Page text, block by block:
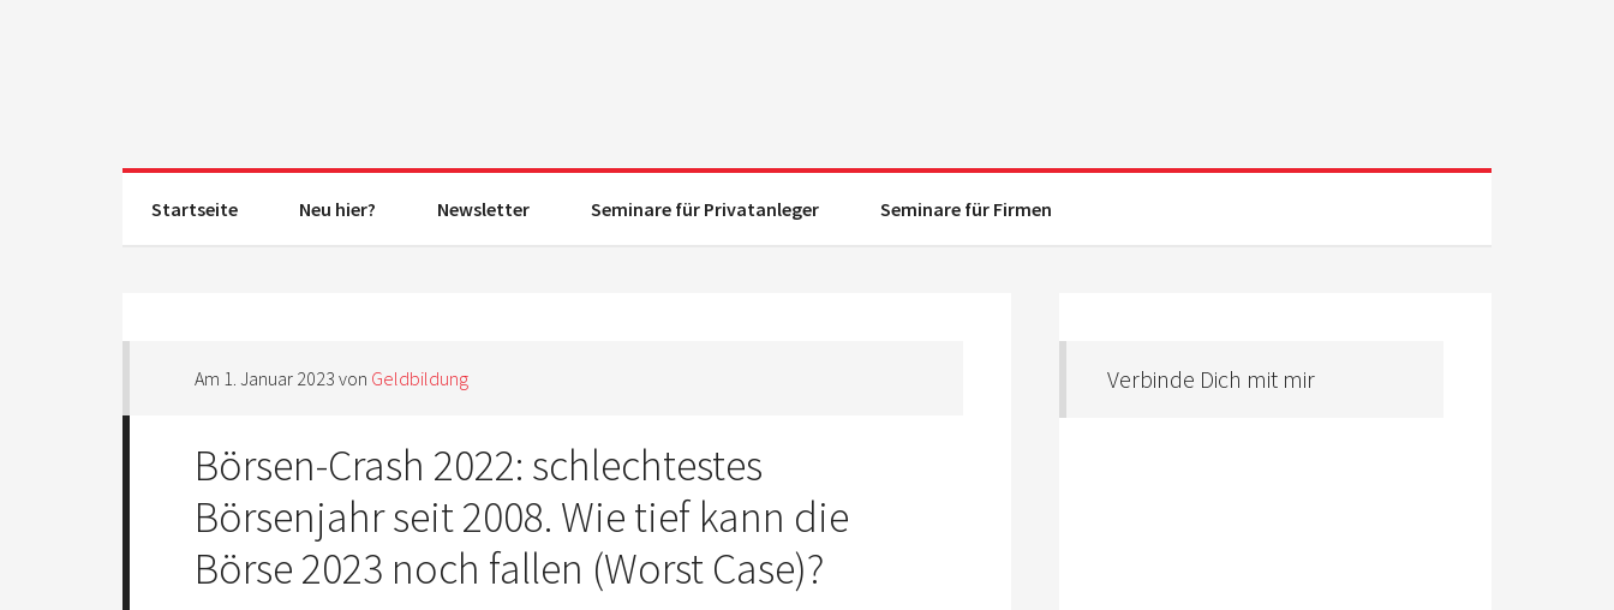
Startseite Neu hier? Newsletter Seminare für Privatanleger Seminare für Firmen
Am 1. Januar 2023 von Geldbildung
Börsen-Crash 2022: schlechtestes
Börsenjahr seit 2008. Wie tief kann die
Börse 2023 noch fallen (Worst Case)?
Verbinde Dich mit mir